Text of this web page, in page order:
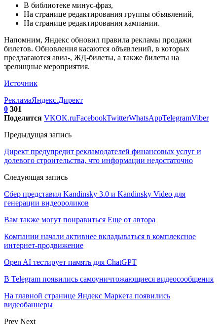
В библиотеке минус-фраз,
На странице редактирования группы объявлений,
На странице редактирования кампании.
Напомним, Яндекс обновил правила рекламы продажи
билетов. Обновления касаются объявлений, в которых
предлагаются авиа-, ЖД-билеты, а также билеты на
зрелищные мероприятия.
Источник
РекламаЯндекс.Директ
0 301
Поделится VKOK.ruFacebookTwitterWhatsAppTelegramViber
Предыдущая запись
Директ предупредит рекламодателей финансовых услуг и
долевого строительства, что информации недостаточно
Следующая запись
Сбер представил Kandinsky 3.0 и Kandinsky Video для
генерации видеороликов
Вам также могут понравиться Еще от автора
Компании начали активнее вкладываться в комплексное
интернет-продвижение
Open AI тестирует память для ChatGPT
В Telegram появились самоуничтожающиеся видеосообщения
На главной странице Яндекс Маркета появились
видеобаннеры
Prev Next